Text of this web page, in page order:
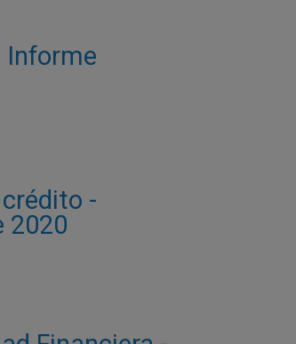
Informe
-
2020